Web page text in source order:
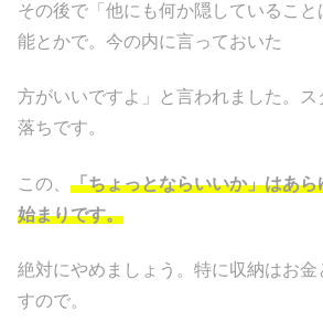
その後で「他にも何か隠しているこ
能とかで。今の内に言っておいた
方がいいですよ」と言われました。ス
落ちです。
この、 「ちょっとならいいか」はあ
始まりです。
絶対にやめましょう。特に収納はお金
すので。